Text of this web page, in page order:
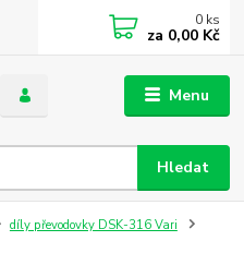
Menu
Hledat
0 ks
za 0,00 Kč
díly převodovky DSK-316 Vari